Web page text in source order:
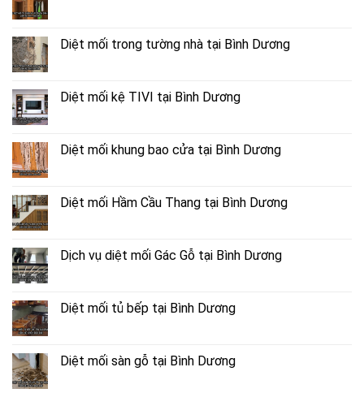
Diệt mối trong tường nhà tại Bình Dương
Diệt mối kệ TIVI tại Bình Dương
Diệt mối khung bao cửa tại Bình Dương
Diệt mối Hầm Cầu Thang tại Bình Dương
Dịch vụ diệt mối Gác Gỗ tại Bình Dương
Diệt mối tủ bếp tại Bình Dương
Diệt mối sàn gỗ tại Bình Dương